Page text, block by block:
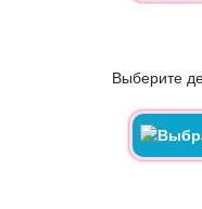
Выберите